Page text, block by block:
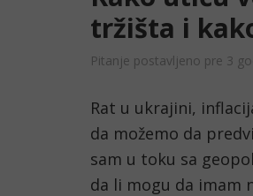
tržišta i
Pitanje postavljeno pre 3
Rat u ukrajini,
da možemo da
sam u toku sa
da li mogu da imam